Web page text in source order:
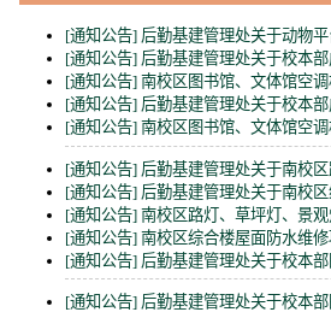
[通知公告] 后勤基建管理处关于动物
[通知公告] 后勤基建管理处关于校本
[通知公告] 南校区图书馆、文体馆空
[通知公告] 后勤基建管理处关于校本
[通知公告] 南校区图书馆、文体馆空
[通知公告] 后勤基建管理处关于南校
[通知公告] 后勤基建管理处关于南校
[通知公告] 南校区路灯、草坪灯、景
[通知公告] 南校区综合楼屋面防水维
[通知公告] 后勤基建管理处关于校本
[通知公告] 后勤基建管理处关于校本